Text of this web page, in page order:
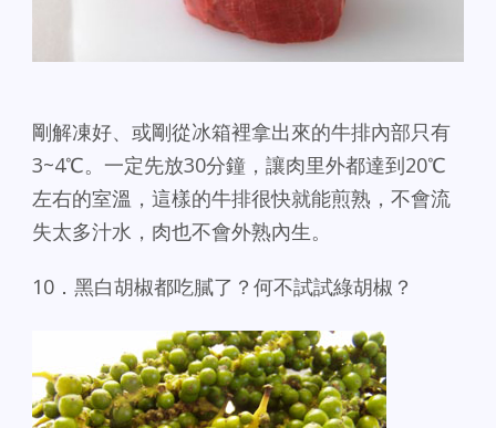
剛解凍好、或剛從冰箱裡拿出來的牛排內部只有
3~4℃。一定先放30分鐘，讓肉里外都達到20℃
左​​右的室溫，這樣的牛排很快就能煎熟，不會流
失太多汁水，肉也不會外熟內生。
10．黑白胡椒都吃膩了？何不試試綠胡椒？